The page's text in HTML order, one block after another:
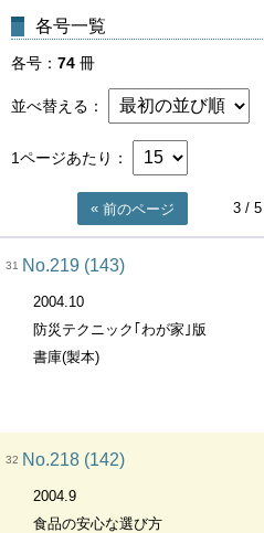
各号一覧
各号 74 冊
並べ替える
1ページあたり
前のページ 3 / 5
31 No.219 (143)
2004.10
防災テクニック｢わが家｣版
書庫(製本)
32 No.218 (142)
2004.9
食品の安心な選び方